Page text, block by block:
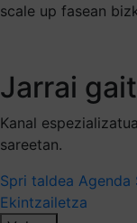
scale up fasean
Jarrai
Kanal
sareetan.
Spri taldea Agenda
Ekintzailetza